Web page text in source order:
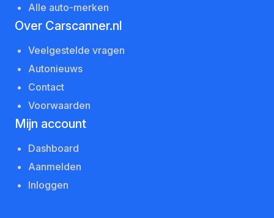
Alle auto-merken
Over Carscanner.nl
Veelgestelde vragen
Autonieuws
Contact
Voorwaarden
Mijn account
Dashboard
Aanmelden
Inloggen